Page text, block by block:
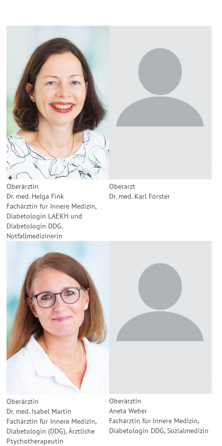
Oberärztin
Dr. med. Helga Fink
Fachärztin für Innere Medizin,
Diabetologin LAEKH und
Diabetologin DDG,
Notfallmedizinerin
Oberarzt
Dr. med. Karl Förster
Oberärztin
Dr. med. Isabel Martin
Fachärztin für Innere Medizin,
Diabetologin (DDG), Ärztliche
Psychotherapeutin
Oberärztin
Aneta Weber
Fachärztin für Innere Medizin,
Diabetologin DDG, Sozialmedizin